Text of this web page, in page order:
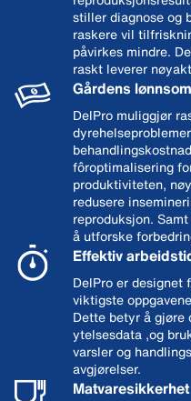
stiller diagnose og
raskere vil
påvirkes mindre.
raskt leverer
Gårdens
DelPro muliggjør
fôroptimalisering
produktiviteten,
redusere
reproduksjon.
å utforske
Effektiv
DelPro er designet
viktigste
Dette betyr å gjøre
ytelsesdata ,og
varsler og
avgjørelser.
Matvaresikkerhet